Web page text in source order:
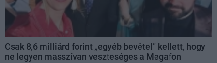
Csak 8,6 milliárd forint „egyéb bevétel” kellett, hogy
ne legyen masszívan veszteséges a Megafon